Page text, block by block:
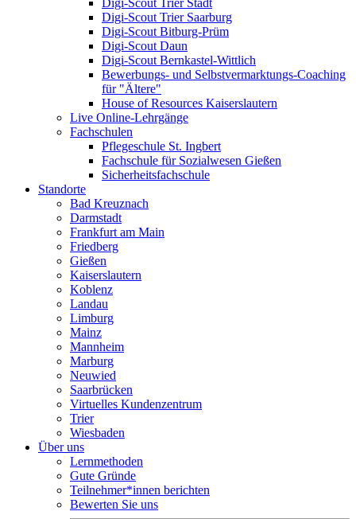
Digi-Scout Trier Stadt
Digi-Scout Trier Saarburg
Digi-Scout Bitburg-Prüm
Digi-Scout Daun
Digi-Scout Bernkastel-Wittlich
Bewerbungs- und Selbstvermarktungs-Coaching
für "Ältere"
House of Resources Kaiserslautern
Live Online-Lehrgänge
Fachschulen
Pflegeschule St. Ingbert
Fachschule für Sozialwesen Gießen
Sicherheitsfachschule
Standorte
Bad Kreuznach
Darmstadt
Frankfurt am Main
Friedberg
Gießen
Kaiserslautern
Koblenz
Landau
Limburg
Mainz
Mannheim
Marburg
Neuwied
Saarbrücken
Virtuelles Kundenzentrum
Trier
Wiesbaden
Über uns
Lernmethoden
Gute Gründe
Teilnehmer*innen berichten
Bewerten Sie uns